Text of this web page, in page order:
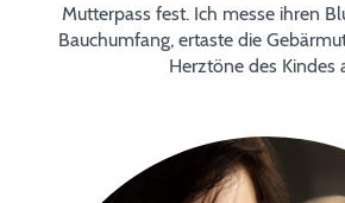
Mutterpass fest. Ich messe ihren
Bauchumfang, ertaste die
Herztöne des Kindes